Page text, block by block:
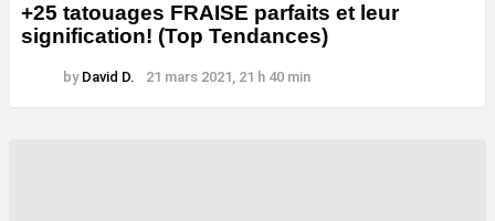
+25 tatouages ​​FRAISE parfaits et leur
signification! (Top Tendances)
by David D. 21 mars 2021, 21 h 40 min